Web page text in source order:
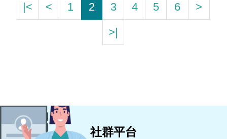
|< < 1 2 3 4 5 6
>
>|
社群平台